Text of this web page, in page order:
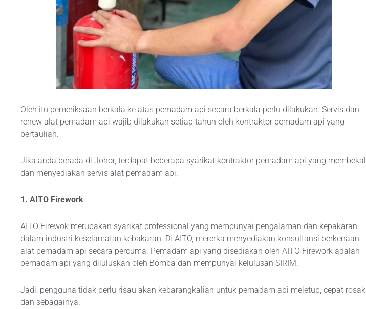
Oleh itu pemeriksaan berkala ke atas pemadam api secara berkala perlu dilakukan. Servis dan
renew alat pemadam api wajib dilakukan setiap tahun oleh kontraktor pemadam api yang
bertauliah.
Jika anda berada di Johor, terdapat beberapa syarikat kontraktor pemadam api yang membekal
dan menyediakan servis alat pemadam api.
1. AITO Firework
AITO Firewok merupakan syarikat professional yang mempunyai pengalaman dan kepakaran
dalam industri keselamatan kebakaran. Di AITO, mererka menyediakan konsultansi berkenaan
alat pemadam api secara percuma. Pemadam api yang disediakan oleh AITO Firework adalah
pemadam api yang diluluskan oleh Bomba dan mempunyai kelulusan SIRIM.
Jadi, pengguna tidak perlu risau akan kebarangkalian untuk pemadam api meletup, cepat rosak
dan sebagainya.